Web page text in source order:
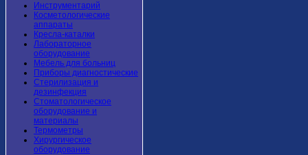
Инструментарий
Косметологические
аппараты
Кресла-каталки
Лабораторное
оборудование
Мебель для больниц
Приборы диагностические
Стерилизация и
дезинфекция
Стоматологическое
оборудование и
материалы
Термометры
Хирургическое
оборудование